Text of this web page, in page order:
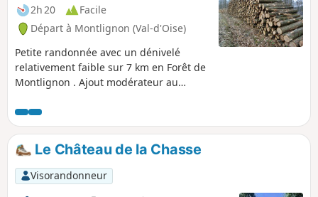
2h 20
Facile
Départ à Montlignon (Val-d'Oise)
Petite randonnée avec un dénivelé
relativement faible sur 7 km en Forêt de
Montlignon . Ajout modérateur au
être suffisant pour suivre cet itinéraire.
Un GPS ou l'application Visorando peut
être utile
Le Château de la Chasse
Visorandonneur